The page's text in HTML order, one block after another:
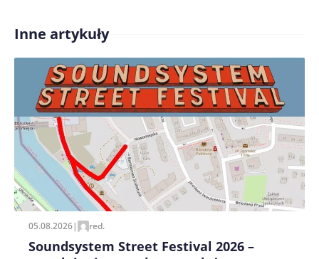
Treść komentarza*
Zapamiętaj moje dane w tej przeglądarce podczas
pisania kolejnych komentarzy.
Inne artykuły
05.08.2026| red.
Soundsystem Street Festival 2026 –